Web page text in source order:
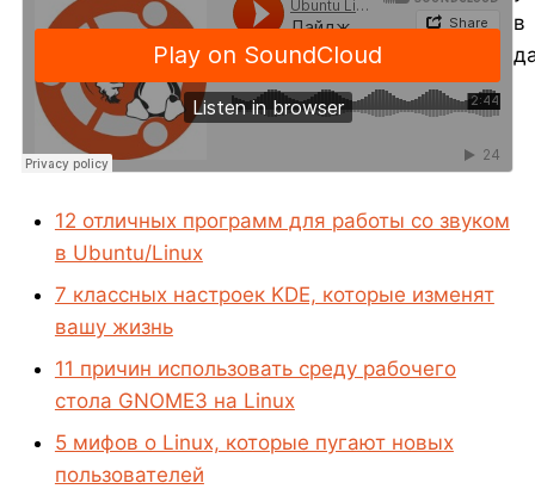
в
12 отличных программ для работы со звуком
в Ubuntu/Linux
7 классных настроек KDE, которые изменят
вашу жизнь
11 причин использовать среду рабочего
стола GNOME3 на Linux
5 мифов о Linux, которые пугают новых
пользователей